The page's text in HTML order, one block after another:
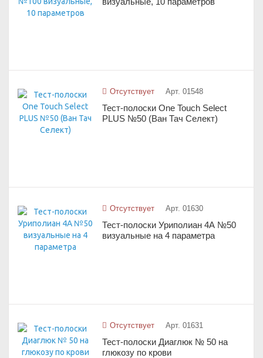
Отсутствует Арт. 01548
Тест-полоски One Touch Select
PLUS №50 (Ван Тач Селект)
Отсутствует Арт. 01630
Тест-полоски Уриполиан 4А №50
визуальные на 4 параметра
Отсутствует Арт. 01631
Тест-полоски Диаглюк № 50 на
глюкозу по крови